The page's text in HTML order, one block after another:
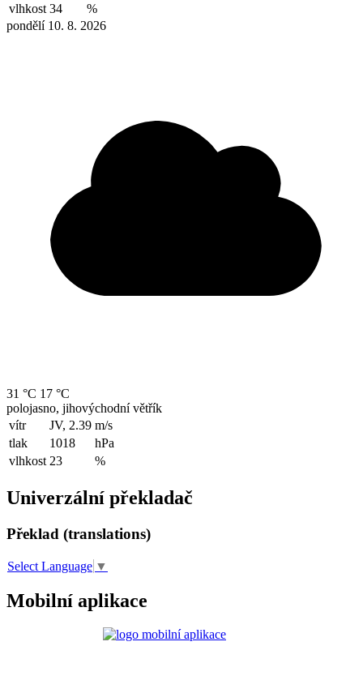
vlhkost 34
%
pondělí 10. 8. 2026
31 °C 17 °C
polojasno, jihovýchodní větřík
vítr
JV, 2.39 m/s
tlak
1018
hPa
vlhkost 23 %
Univerzální překladač
Překlad (translations)
Select Language ▼
Mobilní aplikace